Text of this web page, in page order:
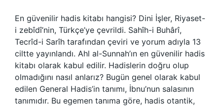
En güvenilir hadis kitabı hangisi? Dini İşler, Riyaset-
i zebîdî’nin, Türkçe’ye çevrildi. Sahîh-i Buhârî,
Tecrîd-i Sarîh tarafından çeviri ve yorum adıyla 13
ciltte yayınlandı. Ahl al-Sunnah’ın en güvenilir hadis
kitabı olarak kabul edilir. Hadislerin doğru olup
olmadığını nasıl anlarız? Bugün genel olarak kabul
edilen General Hadis’in tanımı, İbnu’nun salasının
tanımıdır. Bu egemen tanıma göre, hadis otantik,